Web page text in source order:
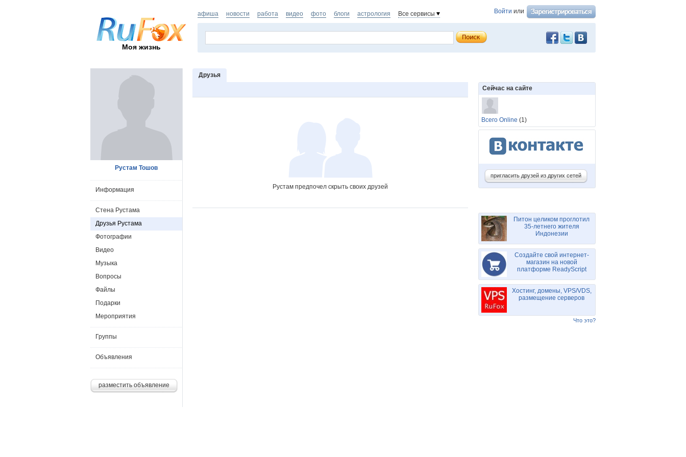
Моя жизнь
Войти или
афиша новости работа видео фото блоги астрология Все сервисы
Друзья
Рустам предпочел скрыть своих друзей
Рустам Тошов
Информация
Стена Рустама
Друзья Рустама
Фотографии
Видео
Музыка
Вопросы
Файлы
Подарки
Мероприятия
Группы
Объявления
разместить объявление
Сейчас на сайте
Всего Online (1)
пригласить друзей из других сетей
Питон целиком проглотил
35-летнего жителя
Индонезии
Создайте свой интернет-
магазин на новой
платформе ReadyScript
Хостинг, домены, VPS/VDS,
размещение серверов
Что это?